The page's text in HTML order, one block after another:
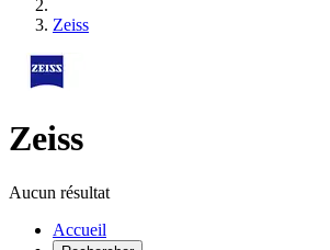
Zeiss
Zeiss
Aucun résultat
Accueil